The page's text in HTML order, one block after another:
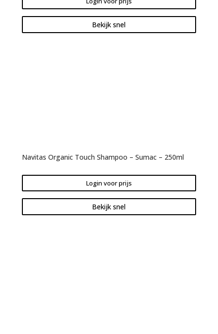
Bekijk snel
Navitas Organic Touch Shampoo – Sumac – 250ml
Login voor prijs
Bekijk snel